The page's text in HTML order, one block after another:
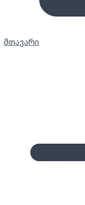
მთავარი